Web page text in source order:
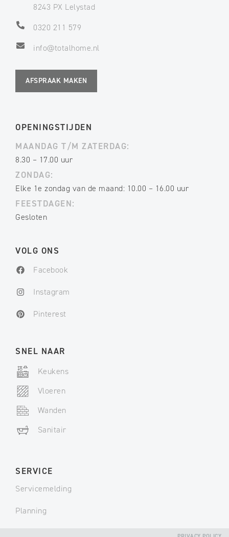
8243 PX Lelystad
0320 211 579
info@totalhome.nl
AFSPRAAK MAKEN
OPENINGSTIJDEN
MAANDAG T/M ZATERDAG:
8.30 – 17.00 uur
ZONDAG:
Elke 1e zondag van de maand: 10.00 – 16.00 uur
FEESTDAGEN:
Gesloten
VOLG ONS
Facebook
Instagram
Pinterest
SNEL NAAR
Keukens
Vloeren
Wanden
Sanitair
SERVICE
Servicemelding
Planning